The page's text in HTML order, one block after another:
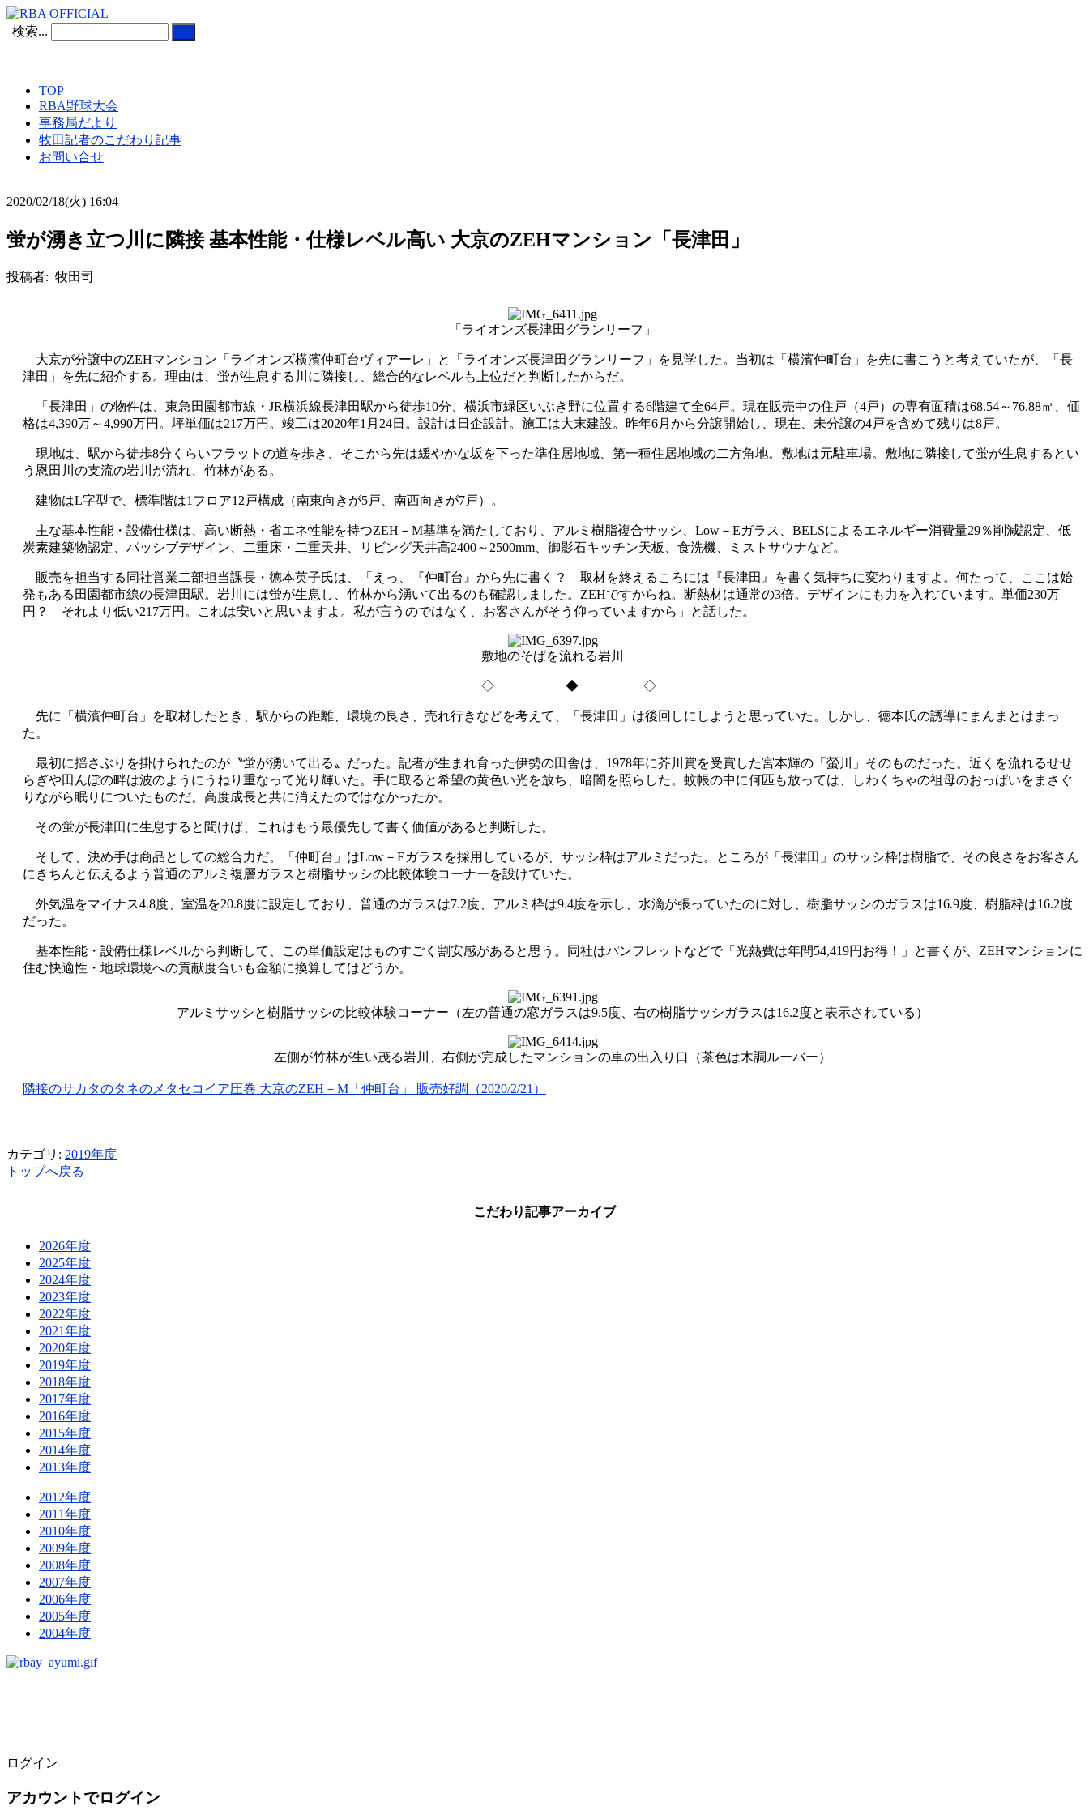
検索...
TOP
RBA野球大会
事務局だより
牧田記者のこだわり記事
お問い合せ
2020/02/18(火) 16:04
蛍が湧き立つ川に隣接 基本性能・仕様レベル高い 大京のZEHマンション「長津田」
投稿者: 牧田司
「ライオンズ長津田グランリーフ」
大京が分譲中のZEHマンション「ライオンズ横濱仲町台ヴィアーレ」と「ライオンズ長津田グランリーフ」を見学した。当初は「横濱仲町台」を先に書こうと考えていたが、「長
津田」を先に紹介する。理由は、蛍が生息する川に隣接し、総合的なレベルも上位だと判断したからだ。
「長津田」の物件は、東急田園都市線・JR横浜線長津田駅から徒歩10分、横浜市緑区いぶき野に位置する6階建て全64戸。現在販売中の住戸（4戸）の専有面積は68.54～76.88㎡、価
格は4,390万～4,990万円。坪単価は217万円。竣工は2020年1月24日。設計は日企設計。施工は大末建設。昨年6月から分譲開始し、現在、未分譲の4戸を含めて残りは8戸。
現地は、駅から徒歩8分くらいフラットの道を歩き、そこから先は緩やかな坂を下った準住居地域、第一種住居地域の二方角地。敷地は元駐車場。敷地に隣接して蛍が生息するとい
う恩田川の支流の岩川が流れ、竹林がある。
建物はL字型で、標準階は1フロア12戸構成（南東向きが5戸、南西向きが7戸）。
主な基本性能・設備仕様は、高い断熱・省エネ性能を持つZEH－M基準を満たしており、アルミ樹脂複合サッシ、Low－Eガラス、BELSによるエネルギー消費量29％削減認定、低
炭素建築物認定、パッシブデザイン、二重床・二重天井、リビング天井高2400～2500mm、御影石キッチン天板、食洗機、ミストサウナなど。
販売を担当する同社営業二部担当課長・徳本英子氏は、「えっ、『仲町台』から先に書く？ 取材を終えるころには『長津田』を書く気持ちに変わりますよ。何たって、ここは始
発もある田園都市線の長津田駅。岩川には蛍が生息し、竹林から湧いて出るのも確認しました。ZEHですからね。断熱材は通常の3倍。デザインにも力を入れています。単価230万
円？ それより低い217万円。これは安いと思いますよ。私が言うのではなく、お客さんがそう仰っていますから」と話した。
敷地のそばを流れる岩川
◇ ◆ ◇
先に「横濱仲町台」を取材したとき、駅からの距離、環境の良さ、売れ行きなどを考えて、「長津田」は後回しにしようと思っていた。しかし、徳本氏の誘導にまんまとはまっ
た。
最初に揺さぶりを掛けられたのが〝蛍が湧いて出る〟だった。記者が生まれ育った伊勢の田舎は、1978年に芥川賞を受賞した宮本輝の「螢川」そのものだった。近くを流れるせせ
らぎや田んぼの畔は波のようにうねり重なって光り輝いた。手に取ると希望の黄色い光を放ち、暗闇を照らした。蚊帳の中に何匹も放っては、しわくちゃの祖母のおっぱいをまさぐ
りながら眠りについたものだ。高度成長と共に消えたのではなかったか。
その蛍が長津田に生息すると聞けば、これはもう最優先して書く価値があると判断した。
そして、決め手は商品としての総合力だ。「仲町台」はLow－Eガラスを採用しているが、サッシ枠はアルミだった。ところが「長津田」のサッシ枠は樹脂で、その良さをお客さん
にきちんと伝えるよう普通のアルミ複層ガラスと樹脂サッシの比較体験コーナーを設けていた。
外気温をマイナス4.8度、室温を20.8度に設定しており、普通のガラスは7.2度、アルミ枠は9.4度を示し、水滴が張っていたのに対し、樹脂サッシのガラスは16.9度、樹脂枠は16.2度
だった。
基本性能・設備仕様レベルから判断して、この単価設定はものすごく割安感があると思う。同社はパンフレットなどで「光熱費は年間54,419円お得！」と書くが、ZEHマンションに
住む快適性・地球環境への貢献度合いも金額に換算してはどうか。
アルミサッシと樹脂サッシの比較体験コーナー（左の普通の窓ガラスは9.5度、右の樹脂サッシガラスは16.2度と表示されている）
左側が竹林が生い茂る岩川、右側が完成したマンションの車の出入り口（茶色は木調ルーバー）
隣接のサカタのタネのメタセコイア圧巻 大京のZEH － M 「仲町台」 販売好調（2020/2/21 ）
カテゴリ: 2019年度
トップへ戻る
こだわり記事アーカイブ
2026年度
2025年度
2024年度
2023年度
2022年度
2021年度
2020年度
2019年度
2018年度
2017年度
2016年度
2015年度
2014年度
2013年度
2012年度
2011年度
2010年度
2009年度
2008年度
2007年度
2006年度
2005年度
2004年度
ログイン
アカウントでログイン